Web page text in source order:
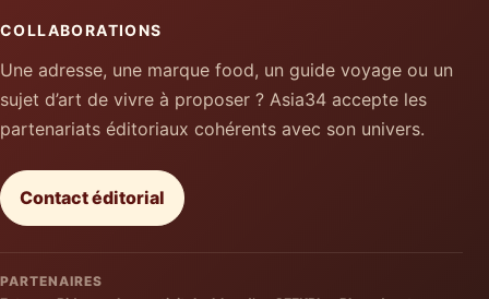
COLLABORATIONS
Une adresse, une marque food, un guide voyage ou un
sujet d’art de vivre à proposer ? Asia34 accepte les
partenariats éditoriaux cohérents avec son univers.
Contact éditorial
PARTENAIRES